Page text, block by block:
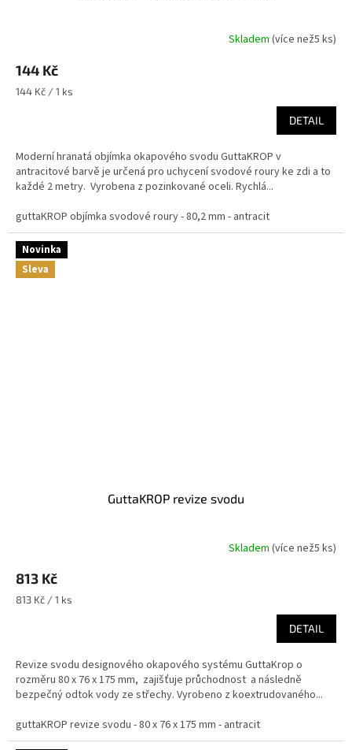
Skladem (více než5 ks)
144 Kč
Měrná
144 Kč / 1 ks
DETAIL
Moderní hranatá objímka okapového svodu GuttaKROP v
antracitové barvě je určená pro uchycení svodové roury ke zdi a to
každé 2 metry. Vyrobena z pozinkované oceli. Rychlá...
guttaKROP objímka svodové roury - 80,2 mm - antracit
Novinka
Sleva
GuttaKROP revize svodu
Skladem (více než5 ks)
813 Kč
Měrná
813 Kč / 1 ks
DETAIL
Revize svodu designového okapového systému GuttaKrop o
rozměru 80 x 76 x 175 mm, zajišťuje průchodnost a následně
bezpečný odtok vody ze střechy. Vyrobeno z koextrudovaného...
guttaKROP revize svodu - 80 x 76 x 175 mm - antracit